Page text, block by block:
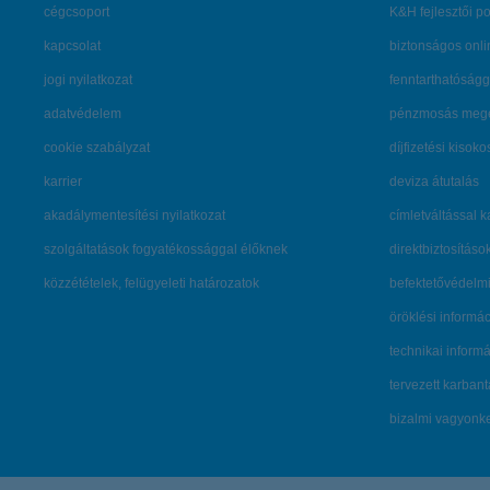
cégcsoport
kapcsolat
jogi nyilatkozat
adatvédelem
cookie szabályzat
karrier
akadálymentesítési nyilatkozat
szolgáltatások fogyatékossággal élőknek
közzétételek, felügyeleti határozatok
K&H fejlesztői
biztonságos
pénzmosás
díjfizetési
deviza átutalás
címletváltással
öröklési
technikai
tervezett
bizalmi